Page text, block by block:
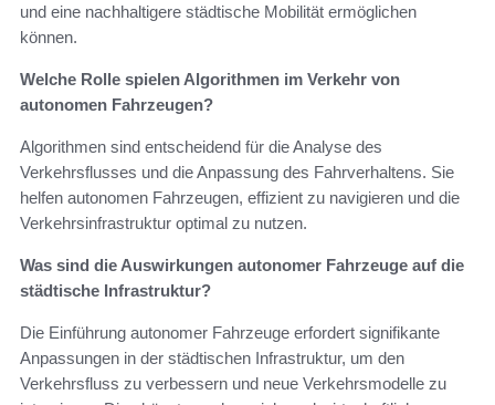
und eine nachhaltigere städtische Mobilität ermöglichen
können.
Welche Rolle spielen Algorithmen im Verkehr von
autonomen Fahrzeugen?
Algorithmen sind entscheidend für die Analyse des
Verkehrsflusses und die Anpassung des Fahrverhaltens. Sie
helfen autonomen Fahrzeugen, effizient zu navigieren und die
Verkehrsinfrastruktur optimal zu nutzen.
Was sind die Auswirkungen autonomer Fahrzeuge auf die
städtische Infrastruktur?
Die Einführung autonomer Fahrzeuge erfordert signifikante
Anpassungen in der städtischen Infrastruktur, um den
Verkehrsfluss zu verbessern und neue Verkehrsmodelle zu